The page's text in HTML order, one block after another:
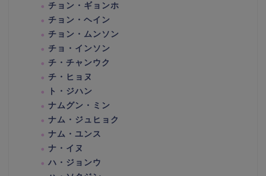
チョン・ギョンホ
チョン・ヘイン
チョン・ムンソン
チョ・インソン
チ・チャンウク
チ・ヒョヌ
ト・ジハン
ナムグン・ミン
ナム・ジュヒョク
ナム・ユンス
ナ・イヌ
ハ・ジョンウ